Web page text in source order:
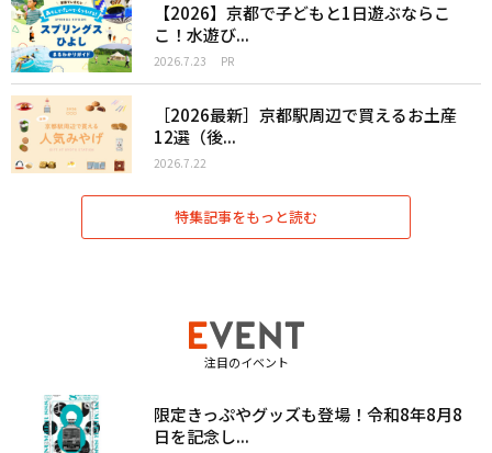
【2026】京都で子どもと1日遊ぶならこ
こ！水遊び...
2026.7.23 PR
［2026最新］京都駅周辺で買えるお土産
12選（後...
2026.7.22
特集記事をもっと読む
注目のイベント
限定きっぷやグッズも登場！令和8年8月8
日を記念し...